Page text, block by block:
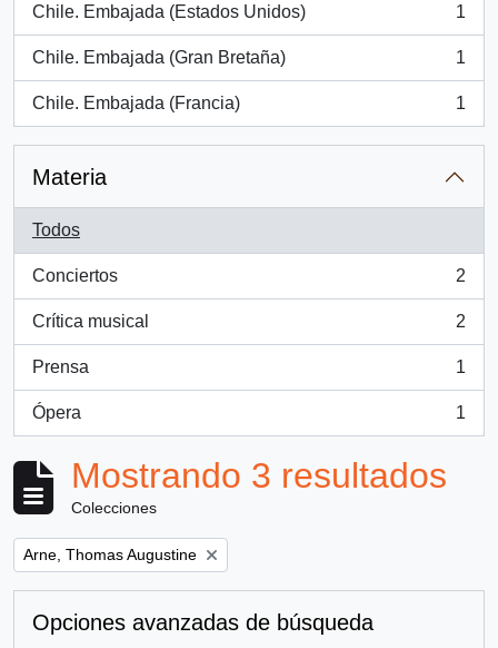
Chile. Embajada (Estados Unidos)
, 1 resultados
1
Chile. Embajada (Gran Bretaña)
, 1 resultados
1
Chile. Embajada (Francia)
, 1 resultados
1
Materia
Todos
Conciertos
, 2 resultados
2
Crítica musical
, 2 resultados
2
Prensa
, 1 resultados
1
Ópera
, 1 resultados
1
Mostrando 3 resultados
Colecciones
Remove filter:
Arne, Thomas Augustine
Opciones avanzadas de búsqueda